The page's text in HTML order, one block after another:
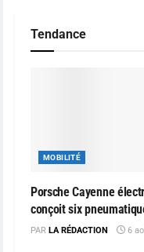
Tendance
MOBILITÉ
Porsche Cayenne
conçoit six
PAR LA RÉDACTION 6